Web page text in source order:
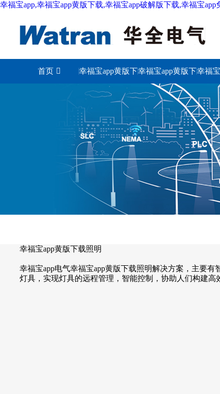
幸福宝app,幸福宝app黄版下载,幸福宝app破解版下载,幸福宝app
首页 幸福宝app黄版下
载城市
幸福宝app黄版下
载照明
幸福
下
幸福宝app黄版下载照明
幸福宝app电气幸福宝app黄版下载照明解决方案，主要有智
灯具，实现灯具的远程管理，智能控制，协助人们构建